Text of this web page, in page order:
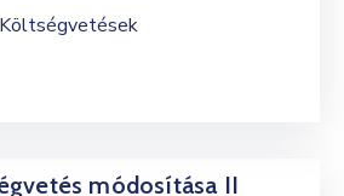
Költségvetések
módosítása II